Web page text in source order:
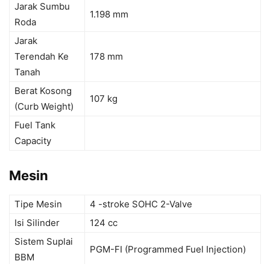
Jarak Sumbu
Roda
1.198 mm
Jarak
Terendah Ke
Tanah
178 mm
Berat Kosong
(Curb Weight)
107 kg
Fuel Tank
Capacity
Mesin
Tipe Mesin
4 -stroke SOHC 2-Valve
Isi Silinder
124 cc
Sistem Suplai
BBM
PGM-FI (Programmed Fuel Injection)